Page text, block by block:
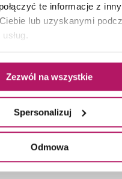
te informacje z
lub uzyskanymi
Zezwól na wszystkie
Spersonalizuj
Odmowa